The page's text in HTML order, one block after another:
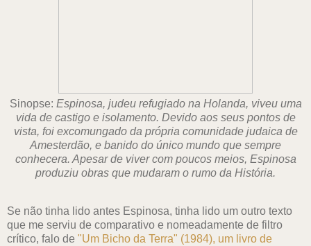
Sinopse: Espinosa, judeu refugiado na Holanda, viveu uma
vida de castigo e isolamento. Devido aos seus pontos de
vista, foi excomungado da própria comunidade judaica de
Amesterdão, e banido do único mundo que sempre
conhecera. Apesar de viver com poucos meios, Espinosa
produziu obras que mudaram o rumo da História.
Se não tinha lido antes Espinosa, tinha lido um outro texto
que me serviu de comparativo e nomeadamente de filtro
crítico, falo de "Um Bicho da Terra" (1984), um livro de